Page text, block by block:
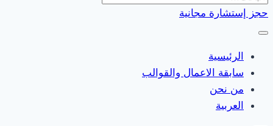
حجز إستشارة مجانية
الرئيسية
سابقة الاعمال والقوالب
من نحن
العربية